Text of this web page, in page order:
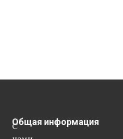
С
Общая информация